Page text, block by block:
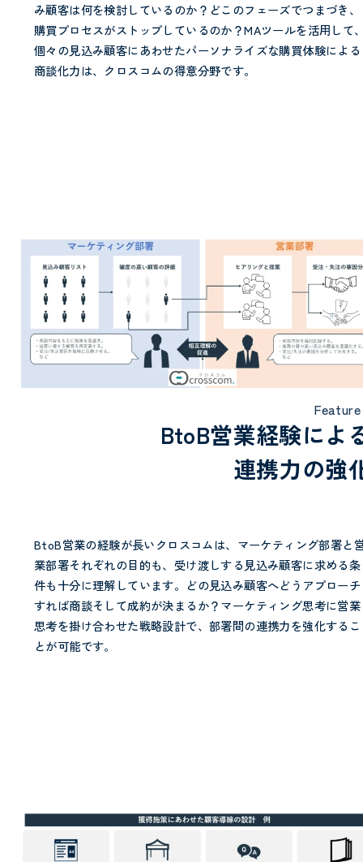
み顧客は何を検討しているのか？どこのフェーズでつまづき、
購買プロセスがストップしているのか？MAツールを活用して
個々の見込み顧客にあわせたパーソナライズな購買体験による
商談化力は、クロスコムの得意分野です。
BtoB営業経験によ
連携力の強
BtoB営業の経験が長いクロスコムは、マーケティング部署と
業部署それぞれの目的も、受け渡しする見込み顧客に求める条
件も十分に理解しています。どの見込み顧客へどうアプローチ
すれば商談そして成約が決まるか？マーケティング思考に営業
思考を掛け合わせた戦略設計で、部署間の連携力を強化するこ
とが可能です。